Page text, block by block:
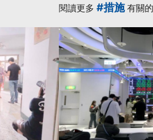
閱讀更多 #措施有關